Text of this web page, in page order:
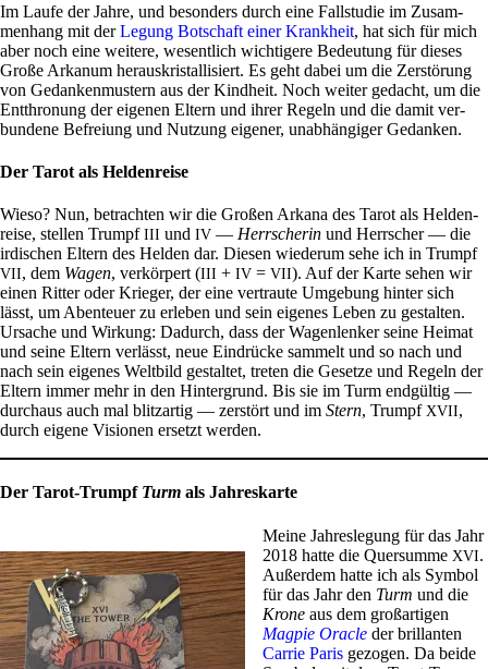
Im Laufe der Jahre, und beson­ders durch eine Fall­studie im Zusam­
men­hang mit derLegung Bot­schaft einer Krank­heit, hat sich für mich
aber noch eine wei­tere, wesent­lich wich­ti­gere Bedeu­tung für dieses
Große Arkanum her­aus­kri­stal­li­siert. Es geht dabei um die Zer­stö­rung
von Gedan­ken­mu­stern aus der Kind­heit. Noch weiter gedacht, um die
Ent­thro­nung der eigenen Eltern und ihrer Regeln und die damit ver­
bun­dene Befreiung und Nut­zung eigener, unab­hän­giger Gedanken.
Der Tarot als Heldenreise
Wieso? Nun, betrachten wir die Großen Arkana des Tarot als Hel­den­
reise, stellen TrumpfIII und IV — Herr­scherin und Herr­scher — die
irdi­schen Eltern des Helden dar. Diesen wie­derum sehe ich in Trumpf
VII, dem Wagen, ver­kör­pert (III + IV = VII). Auf der Karte sehen wir
einen Ritter oder Krieger, der eine ver­traute Umge­bung hinter sich
lässt, um Aben­teuer zu erleben und sein eigenes Leben zu gestalten.
Ursache und Wir­kung: Dadurch, dass der Wagen­lenker seine Heimat
und seine Eltern ver­lässt, neue Ein­drücke sam­melt und so nach und
nach sein eigenes Welt­bild gestaltet, treten die Gesetze und Regeln der
Eltern immer mehr in den Hin­ter­grund. Bis sie im Turm end­gültig —
durchaus auch mal blitz­artig — zer­stört und im Stern, TrumpfXVII,
durch eigene Visionen ersetzt werden.
Der Tarot-Trumpf Turm als Jahreskarte
Meine Jah­res­le­gung für das Jahr
2018 hatte die Quer­summe XVI.
Außerdem hatte ich als Symbol
für das Jahr den Turm und die
Krone aus dem groß­ar­tigen
Magpie Oracle der bril­lanten
Carrie Paris gezogen. Da beide